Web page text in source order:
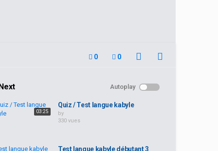
0 0
Autoplay
03:25
Quiz / Test langue kabyle
by
330 vues
Test langue kabyle débutant 3